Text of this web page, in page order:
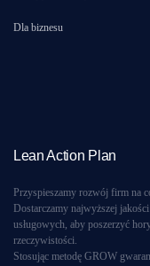
Dla biznesu
Lean Action Plan
Przyspieszamy rozwój firm na
Dostarczamy najwyższej
usługowych, aby poszerzyć
rzeczywistości.
Stosując metodę GROW